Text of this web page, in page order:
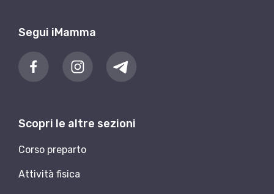
Segui iMamma
Scopri le altre sezioni
Corso preparto
Attività fisica